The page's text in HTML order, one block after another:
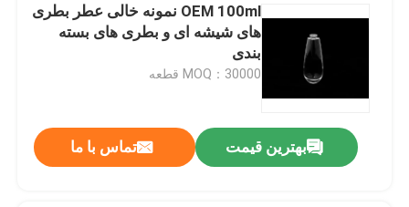
OEM 100ml نمونه خالی عطر بطری
های شیشه ای و بطری های بسته
بندی
MOQ：30000 قطعه
بهترین قیمت تماس با ما